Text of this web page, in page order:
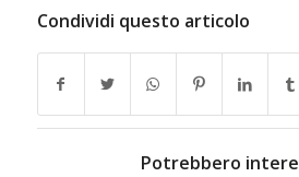
Condividi questo articolo
Potrebbero